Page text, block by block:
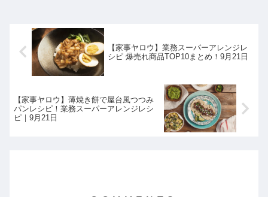
【家事ヤロウ】業務スーパーアレンジレ
シピ 爆売れ商品TOP10まとめ！9月21日
【家事ヤロウ】薄焼き餅で屋台風つつみ
パンレシピ！業務スーパーアレンジレシ
ピ｜9月21日